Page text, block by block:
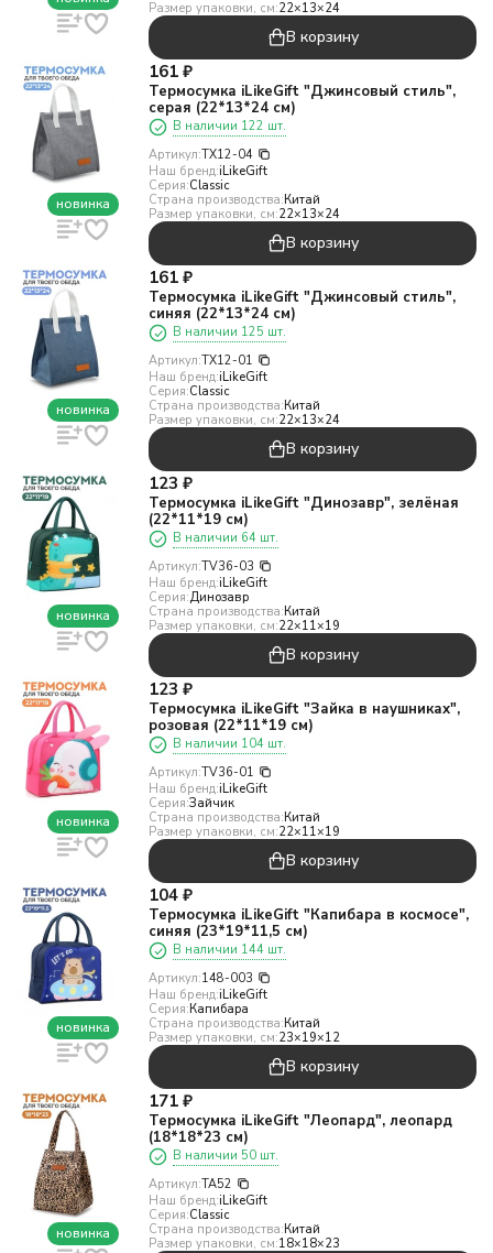
Размер упаковки, см:22×13×24
В корзину
новинка
161 ₽
Термосумка iLikeGift "Джинсовый стиль",
серая (22*13*24 см)
В наличии 122 шт.
Артикул:TX12-04
Наш бренд:iLikeGift
Серия:Classic
Страна производства:Китай
Размер упаковки, см:22×13×24
В корзину
новинка
161 ₽
Термосумка iLikeGift "Джинсовый стиль",
синяя (22*13*24 см)
В наличии 125 шт.
Артикул:TX12-01
Наш бренд:iLikeGift
Серия:Classic
Страна производства:Китай
Размер упаковки, см:22×13×24
В корзину
новинка
123 ₽
Термосумка iLikeGift "Динозавр", зелёная
(22*11*19 см)
В наличии 64 шт.
Артикул:TV36-03
Наш бренд:iLikeGift
Серия:Динозавр
Страна производства:Китай
Размер упаковки, см:22×11×19
В корзину
новинка
123 ₽
Термосумка iLikeGift "Зайка в наушниках",
розовая (22*11*19 см)
В наличии 104 шт.
Артикул:TV36-01
Наш бренд:iLikeGift
Серия:Зайчик
Страна производства:Китай
Размер упаковки, см:22×11×19
В корзину
новинка
104 ₽
Термосумка iLikeGift "Капибара в космосе",
синяя (23*19*11,5 см)
В наличии 144 шт.
Артикул:148-003
Наш бренд:iLikeGift
Серия:Капибара
Страна производства:Китай
Размер упаковки, см:23×19×12
В корзину
новинка
171 ₽
Термосумка iLikeGift "Леопард", леопард
(18*18*23 см)
В наличии 50 шт.
Артикул:TA52
Наш бренд:iLikeGift
Серия:Classic
Страна производства:Китай
Размер упаковки, см:18×18×23